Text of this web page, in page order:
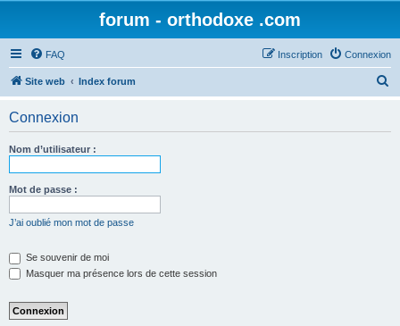
forum - orthodoxe .com
FAQ Connexion
Inscription
Site web Index forum
Connexion
Nom d’utilisateur :
Mot de passe :
J’ai oublié mon mot de passe
Se souvenir de moi
Masquer ma présence lors de cette session